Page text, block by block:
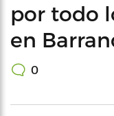
por todo
en
0